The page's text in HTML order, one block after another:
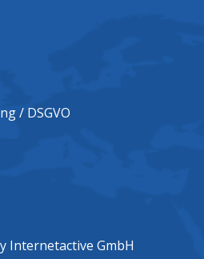
/ DSGVO
Internetactive GmbH